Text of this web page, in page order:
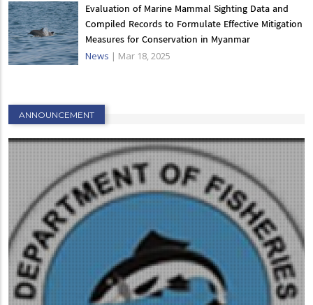
Evaluation of Marine Mammal Sighting Data and
Compiled Records to Formulate Effective Mitigation
Measures for Conservation in Myanmar
News | Mar 18, 2025
ANNOUNCEMENT